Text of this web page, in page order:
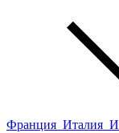
Франция Италия